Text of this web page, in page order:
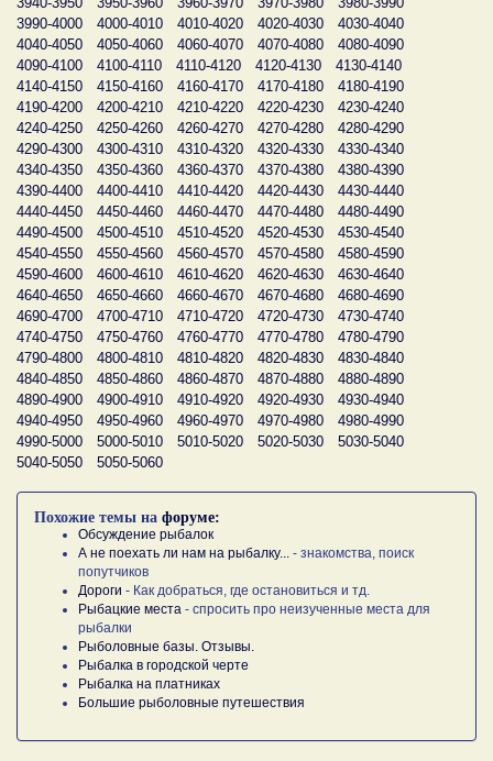
3990-4000
4000-4010 4010-4020 4020-4030
4030-4040
4040-4050
4050-4060 4060-4070 4070-4080
4080-4090
4090-4100
4100-4110 4110-4120 4120-4130
4130-4140
4140-4150
4150-4160 4160-4170 4170-4180
4180-4190
4190-4200
4200-4210 4210-4220 4220-4230
4230-4240
4240-4250
4250-4260 4260-4270 4270-4280
4280-4290
4290-4300
4300-4310 4310-4320 4320-4330
4330-4340
4340-4350
4350-4360 4360-4370 4370-4380
4380-4390
4390-4400
4400-4410 4410-4420 4420-4430
4430-4440
4440-4450
4450-4460 4460-4470 4470-4480
4480-4490
4490-4500
4500-4510 4510-4520 4520-4530
4530-4540
4540-4550
4550-4560 4560-4570 4570-4580
4580-4590
4590-4600
4600-4610 4610-4620 4620-4630
4630-4640
4640-4650
4650-4660 4660-4670 4670-4680
4680-4690
4690-4700
4700-4710 4710-4720 4720-4730
4730-4740
4740-4750
4750-4760 4760-4770 4770-4780
4780-4790
4790-4800
4800-4810 4810-4820 4820-4830
4830-4840
4840-4850
4850-4860 4860-4870 4870-4880
4880-4890
4890-4900
4900-4910 4910-4920 4920-4930
4930-4940
4940-4950
4950-4960 4960-4970 4970-4980
4980-4990
4990-5000
5000-5010 5010-5020 5020-5030
5030-5040
5040-5050
5050-5060
Похожие темы на форуме:
Обсуждение рыбалок
А не поехать ли нам на рыбалку...
- знакомства, поиск
попутчиков
Дороги - Как добраться, где остановиться и тд.
Рыбацкие места - спросить про неизученные места для
рыбалки
Рыболовные базы. Отзывы.
Рыбалка в городской черте
Рыбалка на платниках
Большие рыболовные путешествия